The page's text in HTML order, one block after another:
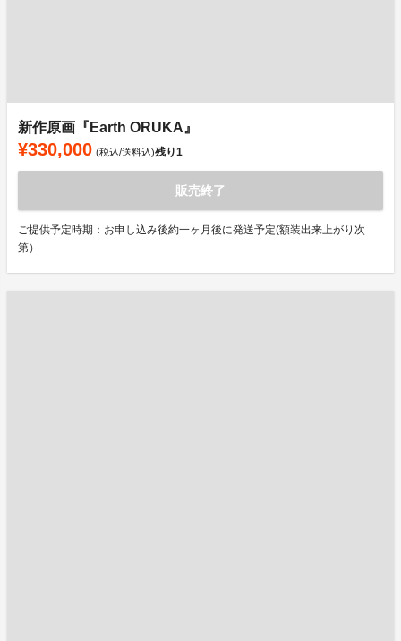
新作原画『Earth ORUKA』
¥330,000 (税込/送料込)残り1
販売終了
ご提供予定時期：お申し込み後約一ヶ月後に発送予定(額装出来上がり次
第）